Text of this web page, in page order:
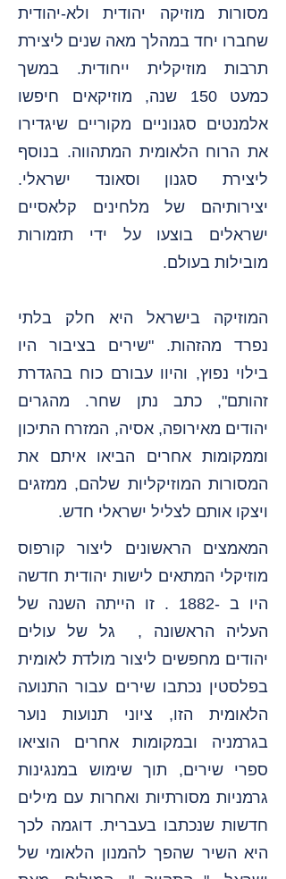
מסורות מוזיקה יהודית ולא-יהודית
שחברו יחד במהלך מאה שנים ליצירת
תרבות מוזיקלית ייחודית. במשך
כמעט 150 שנה, מוזיקאים חיפשו
אלמנטים סגנוניים מקוריים שיגדירו
את הרוח הלאומית המתהווה. בנוסף
ליצירת סגנון וסאונד ישראלי.
יצירותיהם של מלחינים קלאסיים
ישראלים בוצעו על ידי תזמורות
מובילות בעולם.
המוזיקה בישראל היא חלק בלתי
נפרד מהזהות.
"שירים בציבור היו
בילוי נפוץ, והיוו עבורם כוח בהגדרת
זהותם", כתב נתן שחר. מהגרים
יהודים מאירופה, אסיה, המזרח התיכון
וממקומות אחרים הביאו איתם את
המסורות המוזיקליות שלהם, ממזגים
ויצקו אותם לצליל ישראלי חדש.
המאמצים הראשונים ליצור קורפוס
מוזיקלי המתאים לישות יהודית חדשה
היו ב -1882 . זו הייתה השנה של
העליה הראשונה , גל של עולים
יהודים מחפשים ליצור מולדת לאומית
בפלסטין נכתבו שירים עבור התנועה
הלאומית הזו, ציוני תנועות נוער
בגרמניה ובמקומות אחרים הוציאו
ספרי שירים, תוך שימוש במנגינות
גרמניות מסורתיות ואחרות עם מילים
חדשות שנכתבו בעברית. דוגמה לכך
היא השיר שהפך להמנון הלאומי של